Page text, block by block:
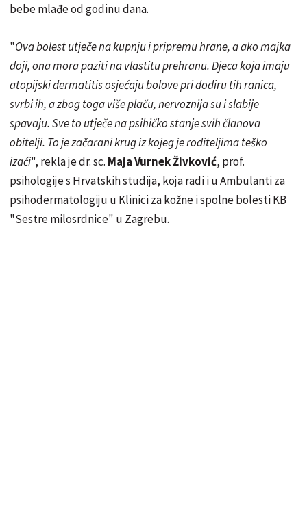
bebe mlađe od godinu dana.
"Ova bolest utječe na kupnju i pripremu hrane, a ako majka
doji, ona mora paziti na vlastitu prehranu. Djeca koja imaju
atopijski dermatitis osjećaju bolove pri dodiru tih ranica,
svrbi ih, a zbog toga više plaču, nervoznija su i slabije
spavaju. Sve to utječe na psihičko stanje svih članova
obitelji. To je začarani krug iz kojeg je roditeljima teško
izaći", rekla je dr. sc. Maja Vurnek Živković, prof.
psihologije s Hrvatskih studija, koja radi i u Ambulanti za
psihodermatologiju u Klinici za kožne i spolne bolesti KB
"Sestre milosrdnice" u Zagrebu.